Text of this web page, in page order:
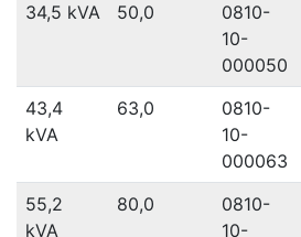
34,5 kVA
50,0
0810-
10-
000050
43,4
kVA
63,0
0810-
10-
000063
55,2
kVA
80,0
0810-
10-